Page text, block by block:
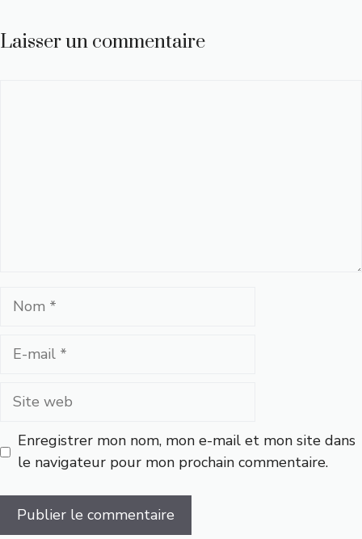
Laisser un commentaire
Nom
Site
Enregistrer mon nom, mon e-mail et mon site dans
le navigateur pour mon prochain commentaire.